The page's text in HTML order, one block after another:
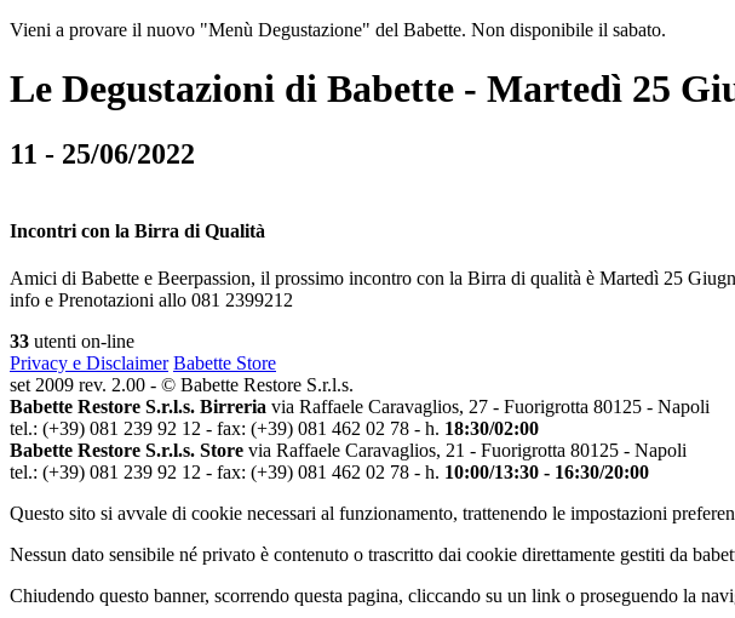
Vieni a provare il nuovo "Menù Degustazione" del Babette. Non disponibile il sabato.
Le Degustazioni di Babette - Martedì 25
11 - 25/06/2022
Incontri con la Birra di Qualità
Amici di Babette e Beerpassion, il prossimo incontro con la Birra di qualità è Martedì 25
info e Prenotazioni allo 081 2399212
33 utenti on-line
Privacy e Disclaimer Babette Store
set 2009 rev. 2.00 - © Babette Restore S.r.l.s.
Babette Restore S.r.l.s. Birreria via Raffaele Caravaglios, 27 - Fuorigrotta 80125 - Napoli
tel.: (+39) 081 239 92 12 - fax: (+39) 081 462 02 78 - h. 18:30/02:00
Babette Restore S.r.l.s. Store via Raffaele Caravaglios, 21 - Fuorigrotta 80125 - Napoli
tel.: (+39) 081 239 92 12 - fax: (+39) 081 462 02 78 - h. 10:00/13:30 - 16:30/20:00
Questo sito si avvale di cookie necessari al funzionamento, trattenendo le impostazioni
Nessun dato sensibile né privato è contenuto o trascritto dai cookie direttamente gestiti da
Chiudendo questo banner, scorrendo questa pagina, cliccando su un link o proseguendo la